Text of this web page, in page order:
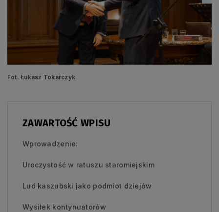
Fot. Łukasz Tokarczyk
ZAWARTOŚĆ WPISU
Wprowadzenie:
Uroczystość w ratuszu staromiejskim
Lud kaszubski jako podmiot dziejów
Wysiłek kontynuatorów